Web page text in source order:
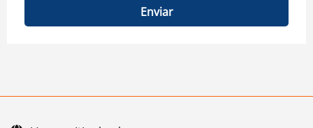
Enviar